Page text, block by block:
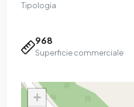
Tipologia
968
Superficie commerciale
+